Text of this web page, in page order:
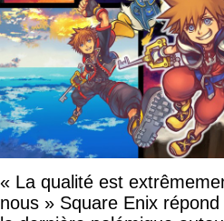
« La qualité est
nous » Square Enix